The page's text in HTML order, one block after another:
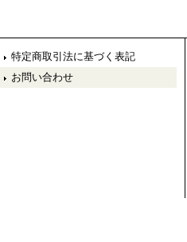
特定商取引法に基づく表記
お問い合わせ